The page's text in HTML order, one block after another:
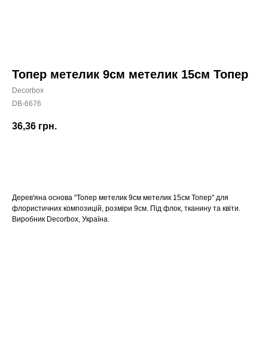
Топер метелик 9см метелик 15см Топер
Decorbox
DB-6676
36,36 грн.
Дерев'яна основа "Топер метелик 9см метелик 15см Топер" для
флористичних композицій, розміри 9см. Під флок, тканину та квіти.
Виробник Decorbox, Україна.